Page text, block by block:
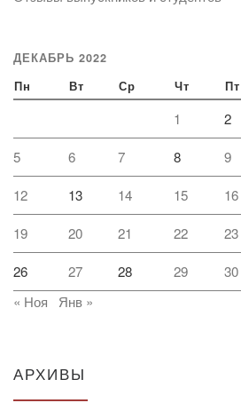
ДЕКАБРЬ 2022
Пн Вт Ср Чт Пт
1 2
5 6 7 8 9
12 13 14 15 16
19 20 21 22 23
26 27 28 29 30
« Ноя
Янв »
АРХИВЫ